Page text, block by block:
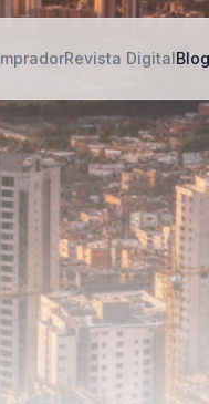
Revista DigitalBlog